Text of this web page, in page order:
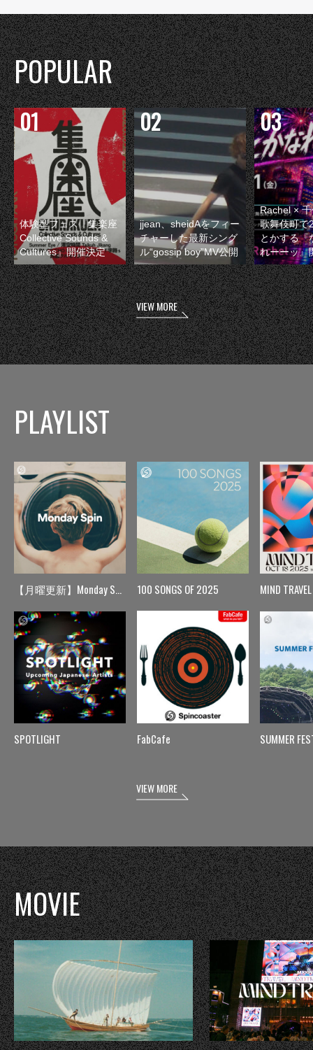
POPULAR
体験型フェス『集楽座
Collective Sounds &
Cultures』開催決定
jjean、sheidAをフィー
チャーした最新シング
ル“gossip boy”MV公開
Rachel ×
歌舞伎町で
とかする『
れーーッ』
VIEW MORE
PLAYLIST
【月曜更新】Monday Spin
SPOTLIGHT
100 SONGS OF 2025
FabCafe
MIND TRAVEL
SUMMER
VIEW MORE
MOVIE